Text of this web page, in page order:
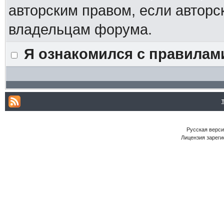
авторским правом, если
владельцам форума.
Я ознакомился с
Русская
Лицензия